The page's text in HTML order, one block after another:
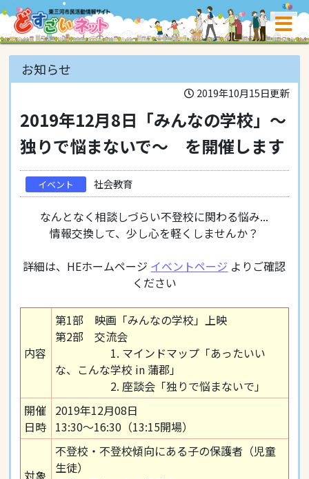
お知らせ
2019年10月15日更新
2019年12月8日「みんなの学校」～
独りで悩まないで～ を開催します
イベント 社会教育
なんとなく相談しづらい不登校に関わる悩み...
情報交換して、少し心を軽くしませんか？
詳細は、HEホームページ イベントページ よりご確認
ください
内容
第1部 映画「みんなの学校」上映
第2部 交流会
1. マインドマップ「あったいい
な、こんな学校 in 蒲郡」
2. 座談会「独りで悩まないで」
開催
日時
2019年12月08日
13:30～16:30（13:15開場）
対象
不登校・不登校傾向にある子の保護者（児童
生徒）